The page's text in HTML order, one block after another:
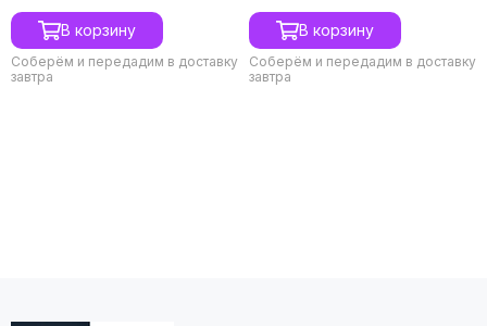
В корзину
Соберём и передадим в доставку
завтра
В корзину
Соберём и передадим в доставку
завтра